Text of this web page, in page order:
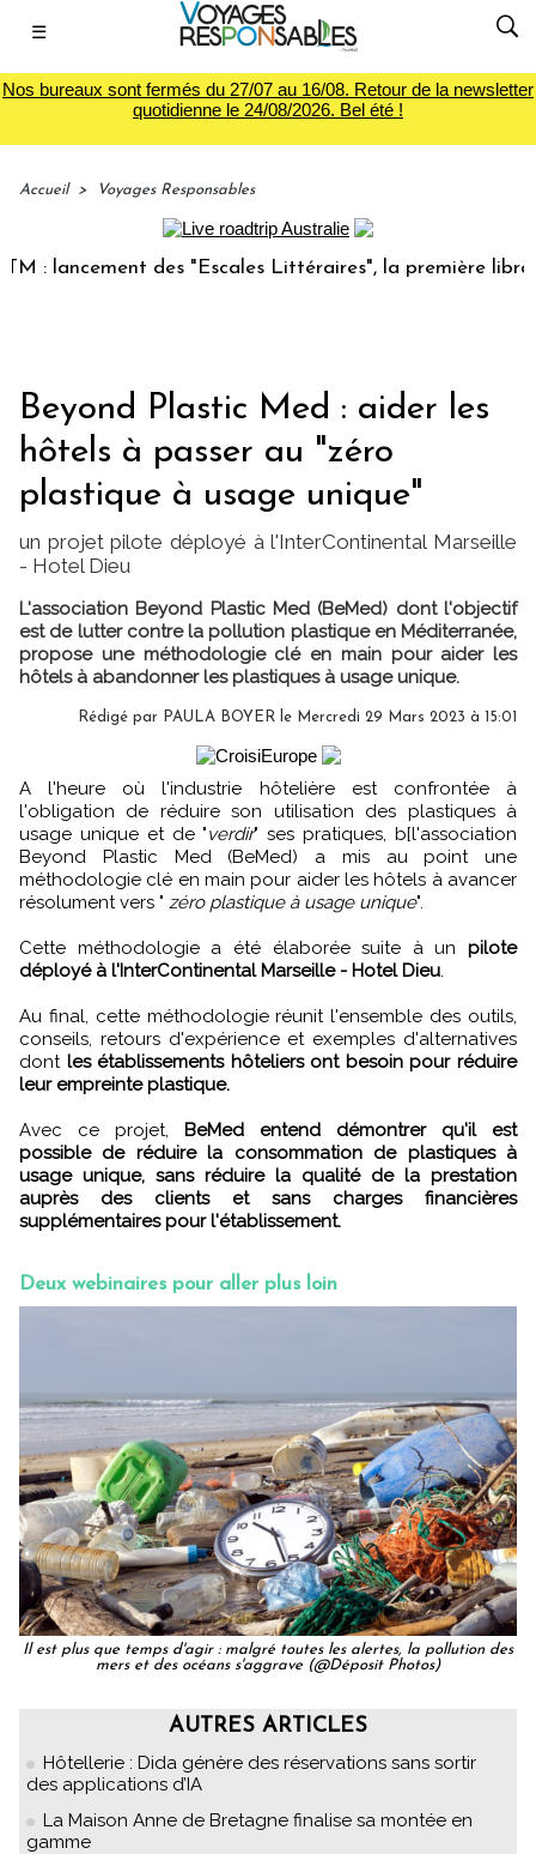
☰
Nos bureaux sont fermés du 27/07 au 16/08. Retour de la newsletter
quotidienne le 24/08/2026. Bel été !
Accueil > Voyages Responsables
lancement des "Escales Littéraires", la première librairie
Beyond Plastic Med : aider les
hôtels à passer au "zéro
plastique à usage unique"
un projet pilote déployé à l'InterContinental Marseille
- Hotel Dieu
L'association Beyond Plastic Med (BeMed) dont l'objectif
est de lutter contre la pollution plastique en Méditerranée,
propose une méthodologie clé en main pour aider les
hôtels à abandonner les plastiques à usage unique.
Rédigé par PAULA BOYER le Mercredi 29 Mars 2023 à 15:01
A l'heure où l'industrie hôtelière est confrontée à
l'obligation de réduire son utilisation des plastiques à
usage unique et de "verdir" ses pratiques, b[l'association
Beyond Plastic Med (BeMed) a mis au point une
méthodologie clé en main pour aider les hôtels à avancer
résolument vers " zéro plastique à usage unique".
Cette méthodologie a été élaborée suite à un pilote
déployé à l'InterContinental Marseille - Hotel Dieu
Au final, cette méthodologie réunit l'ensemble des outils,
conseils, retours d'expérience et exemples d'alternatives
dont les établissements hôteliers ont besoin pour réduire
leur empreinte plastique.
Avec ce projet, BeMed entend démontrer qu'il est
possible de réduire la consommation de plastiques à
usage unique, sans réduire la qualité de la prestation
auprès des clients et sans charges financières
supplémentaires pour l'établissement.
Deux webinaires pour aller plus loin
Il est plus que temps d'agir : malgré toutes les alertes, la pollution des
mers et des océans s'aggrave (@Déposit Photos)
AUTRES ARTICLES
Hôtellerie : Dida génère des réservations sans sortir
des applications d’IA
La Maison Anne de Bretagne finalise sa montée en
gamme